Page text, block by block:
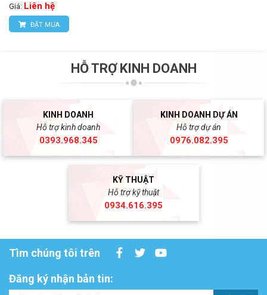
Giá: Liên hệ
ĐẶT MUA
HỖ TRỢ KINH DOANH
KINH DOANH
Hỗ trợ kinh doanh
0393.968.345
KINH DOANH DỰ ÁN
Hỗ trợ dự án
0976.082.395
KỸ THUẬT
Hỗ trợ kỹ thuật
0934.616.395
Tìm chúng tôi trên
Đăng ký nhận bản tin: